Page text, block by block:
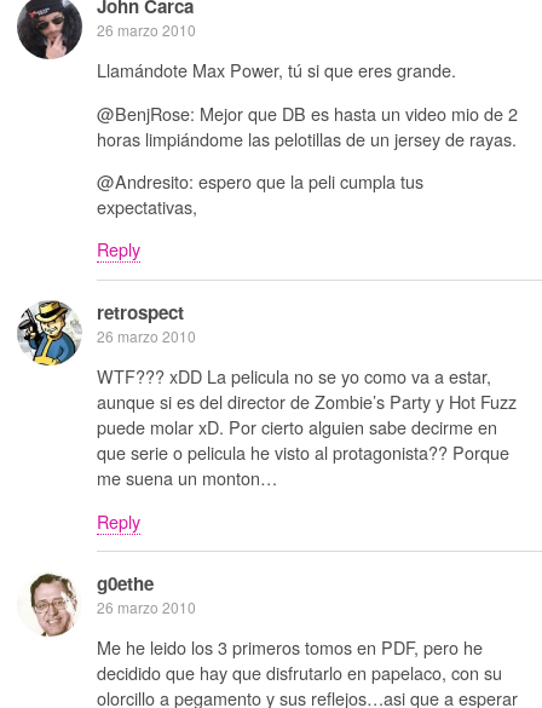
John Carca
26 marzo 2010
Llamándote Max Power, tú si que eres grande.
@BenjRose: Mejor que DB es hasta un video mio de 2
horas limpiándome las pelotillas de un jersey de rayas.
@Andresito: espero que la peli cumpla tus
expectativas,
Reply
retrospect
26 marzo 2010
WTF??? xDD La pelicula no se yo como va a estar,
aunque si es del director de Zombie’s Party y Hot Fuzz
puede molar xD. Por cierto alguien sabe decirme en
que serie o pelicula he visto al protagonista?? Porque
me suena un monton…
Reply
g0ethe
26 marzo 2010
Me he leido los 3 primeros tomos en PDF, pero he
decidido que hay que disfrutarlo en papelaco, con su
olorcillo a pegamento y sus reflejos…asi que a esperar